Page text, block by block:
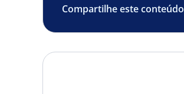
Compartilhe este conteúdo